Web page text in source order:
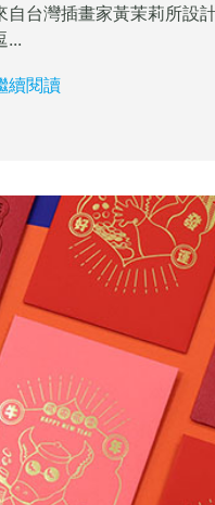
自台灣插畫家黃茉莉所設
...
續閱讀